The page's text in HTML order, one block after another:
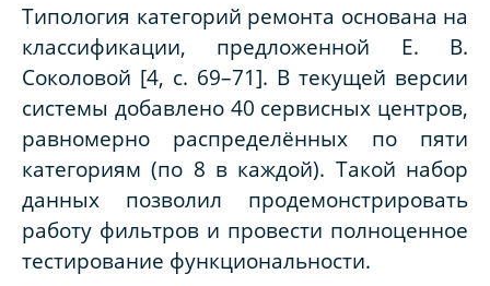
Типология категорий ремонта основана на
классификации, предложенной Е. В.
Соколовой [4, с. 69–71]. В текущей версии
системы добавлено 40 сервисных центров,
равномерно распределённых по пяти
категориям (по 8 в каждой). Такой набор
данных позволил продемонстрировать
работу фильтров и провести полноценное
тестирование функциональности.